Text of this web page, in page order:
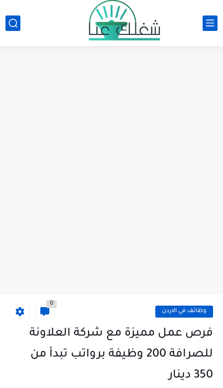
وظائف في الاردن
0
فرص عمل مميزة مع شركة العلاونة
للصرافة 200 وظيفة برواتب تبدأ من
350 دينار